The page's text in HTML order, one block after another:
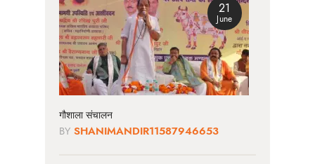
21
June
गौशाला संचालन
BY SHANIMANDIR11587946653